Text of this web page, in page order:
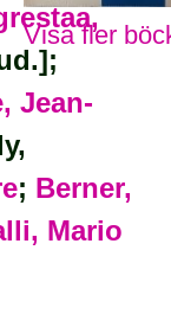
Visa fler
Jean-
; Berner,
Mario